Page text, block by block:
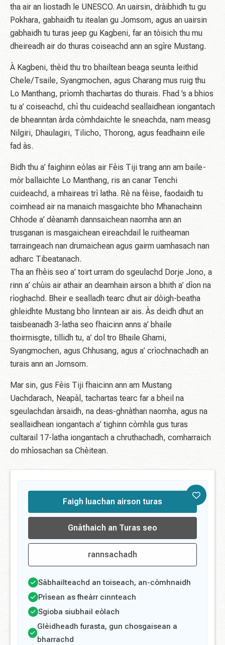
tha air an liostadh le UNESCO. An uairsin, dràibhidh tu gu
Pokhara, gabhaidh tu itealan gu Jomsom, agus an uairsin
gabhaidh tu turas jeep gu Kagbeni, far an tòisich thu mu
dheireadh air do thuras coiseachd ann an sgìre Mustang.
À Kagbeni, thèid thu tro bhailtean beaga seunta leithid
Chele/Tsaile, Syangmochen, agus Charang mus ruig thu
Lo Manthang, prìomh thachartas do thurais. Fhad ’s a bhios
tu a’ coiseachd, chì thu cuideachd seallaidhean iongantach
de bheanntan àrda còmhdaichte le sneachda, nam measg
Nilgiri, Dhaulagiri, Tilicho, Thorong, agus feadhainn eile
fad às.
Bidh thu a’ faighinn eòlas air Fèis Tiji trang ann am baile-
mòr ballaichte Lo Manthang, ris an canar Tenchi
cuideachd, a mhaireas trì latha. Rè na fèise, faodaidh tu
coimhead air na manaich masgaichte bho Mhanachainn
Chhode a’ dèanamh dannsaichean naomha ann an
trusganan is masgaichean eireachdail le ruitheaman
tarraingeach nan drumaichean agus gairm uamhasach nan
adharc Tibeatanach.
Tha an fhèis seo a’ toirt urram do sgeulachd Dorje Jono, a
rinn a’ chùis air athair an deamhain airson a bhith a’ dìon na
rìoghachd. Bheir e sealladh tearc dhut air dòigh-beatha
ghleidhte Mustang bho linntean air ais. Às deidh dhut an
taisbeanadh 3-latha seo fhaicinn anns a’ bhaile
thoirmisgte, tillidh tu, a’ dol tro Bhaile Ghami,
Syangmochen, agus Chhusang, agus a’ crìochnachadh an
turais ann an Jomsom.
Mar sin, gus Fèis Tiji fhaicinn ann am Mustang
Uachdarach, Neapàl, tachartas tearc far a bheil na
sgeulachdan àrsaidh, na deas-ghnàthan naomha, agus na
seallaidhean iongantach a’ tighinn còmhla gus turas
cultarail 17-latha iongantach a chruthachadh, comharraich
do mhìosachan sa Chèitean.
Faigh luachan airson turas
Gnàthaich an Turas seo
rannsachadh
Sàbhailteachd an toiseach, an-còmhnaidh
Prìsean as fheàrr cinnteach
Sgioba siubhail eòlach
Glèidheadh ​​furasta, gun chosgaisean a
bharrachd